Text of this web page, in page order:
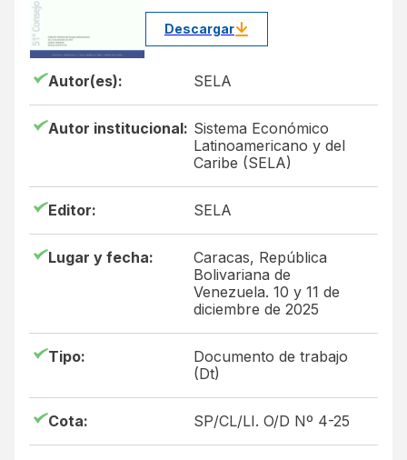
Descargar
Autor(es): SELA
Autor institucional: Sistema Económico
Latinoamericano y del
Caribe (SELA)
Editor: SELA
Lugar y fecha:
Caracas, República
Bolivariana de
Venezuela. 10 y 11 de
diciembre de 2025
Tipo:
Documento de trabajo
(Dt)
Cota: SP/CL/LI. O/D Nº 4-25